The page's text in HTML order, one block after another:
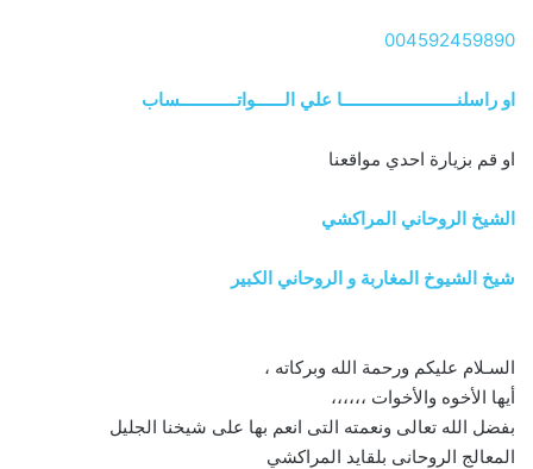
004592459890
او راسلنــــــــــــــــــــــــا علي الــــــواتــــــــــــساب
او قم بزيارة احدي مواقعنا
الشيخ الروحاني المراكشي
شيخ الشيوخ المغاربة و الروحاني الكبير
السـلام عليكم ورحمة الله وبركاته ،
أيها الأخوه والأخوات ،،،،،،
بفضل الله تعالى ونعمته التى انعم بها على شيخنا الجليل
المعالج الروحانى بلقايد المراكشي